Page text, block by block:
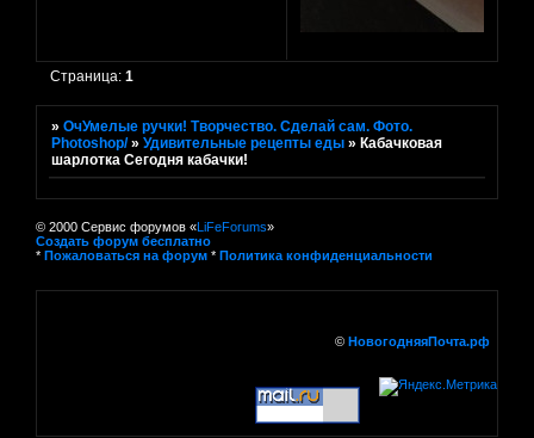
Страница:1
»ОчУмелые ручки! Творчество. Сделай сам. Фото.
Photoshop/ »Удивительные рецепты еды »Кабачковая
шарлотка Сегодня кабачки!
© 2000 Сервис форумов «LiFeForums»
Создать форум бесплатно
* Пожаловаться на форум * Политика конфиденциальности
© НовогодняяПочта.рф